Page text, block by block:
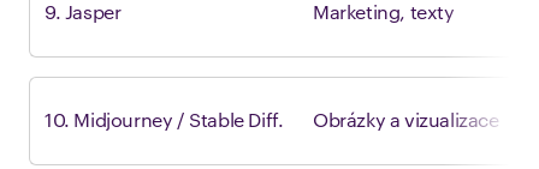
9. Jasper Marketing, texty
10. Midjourney / Stable Diff. Obrázky a vizualizace